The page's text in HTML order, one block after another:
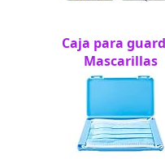
Caja para
Mascarillas